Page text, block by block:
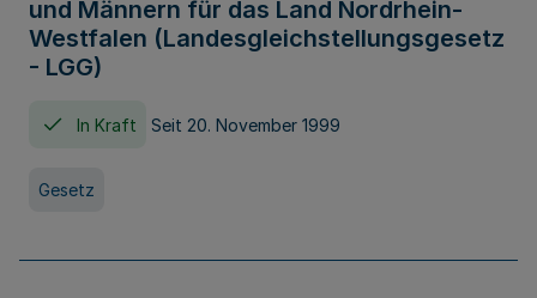
und Männern für das Land Nordrhein-
Westfalen (Landesgleichstellungsgesetz
- LGG)
In Kraft Seit 20. November 1999
Gesetz